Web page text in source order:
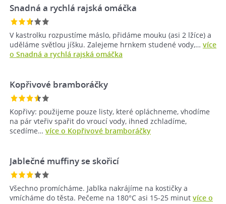
Snadná a rychlá rajská omáčka
V kastrolku rozpustíme máslo, přidáme mouku (asi 2 lžíce) a
uděláme světlou jíšku. Zalejeme hrnkem studené vody,… více
o Snadná a rychlá rajská omáčka
Kopřivové bramboráčky
Kopřivy: použijeme pouze listy, které opláchneme, vhodíme
na pár vteřiv spařit do vroucí vody, ihned zchladíme,
scedíme… více o Kopřivové bramboráčky
Jablečné muffiny se skořicí
Všechno promícháme. Jablka nakrájíme na kostičky a
vmícháme do těsta. Pečeme na 180°C asi 15-25 minut více o